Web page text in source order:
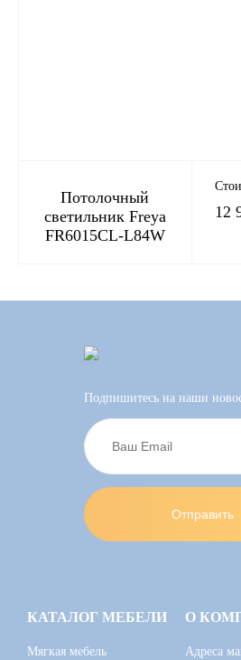
Потолочный
светильник Freya
FR6015CL-L84W
12
Подпишитесь на наши
КАТАЛОГ МЕБЕЛИ
Мягкая мебель
О
Адреса